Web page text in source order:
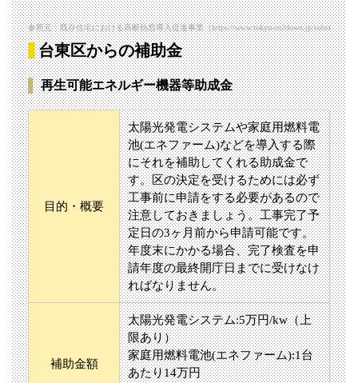
参照元：既存住宅における高断熱窓導入促進事業（https://www.tokyo-co2down.jp/subsidy/
台東区からの補助金
再生可能エネルギー機器等助成金
目的・概要
太陽光発電システムや家庭用燃料電
池(エネファーム)などを導入する際
にそれを補助してくれる助成金で
す。区の決定を受けるためには必ず
工事前に申請をする必要があるので
注意しておきましょう。工事完了予
定日の3ヶ月前から申請可能です。
年度末にかかる場合、完了検査を申
請年度の最終開庁日までに受けなけ
ればなりません。
補助金額
太陽光発電システム:5万円/kw（上
限あり）
家庭用燃料電池(エネファーム):1台
あたり14万円